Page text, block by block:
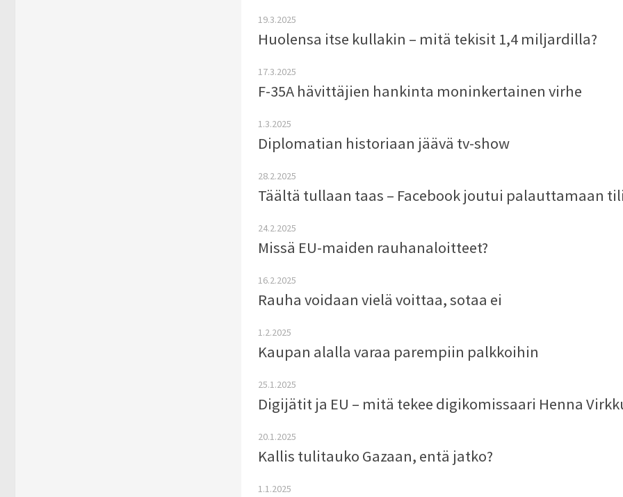
19.3.2025
Huolensa itse kullakin – mitä tekisit 1,4 miljardilla?
17.3.2025
F-35A hävittäjien hankinta moninkertainen virhe
1.3.2025
Diplomatian historiaan jäävä tv-show
28.2.2025
Täältä tullaan taas – Facebook joutui palauttamaan
24.2.2025
Missä EU-maiden rauhanaloitteet?
16.2.2025
Rauha voidaan vielä voittaa, sotaa ei
1.2.2025
Kaupan alalla varaa parempiin palkkoihin
25.1.2025
Digijätit ja EU – mitä tekee digikomissaari Henna
20.1.2025
Kallis tulitauko Gazaan, entä jatko?
1.1.2025